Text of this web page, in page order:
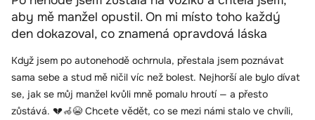
aby mě manžel opustil. On mi místo toho každý
den dokazoval, co znamená opravdová láska
Když jsem po autonehodě ochrnula, přestala jsem poznávat
sama sebe a stud mě ničil víc než bolest. Nejhorší ale bylo dívat
se, jak se můj manžel kvůli mně pomalu hroutí — a přesto
zůstává. 💔🦽😭 Chcete vědět, co se mezi námi stalo ve chvíli,